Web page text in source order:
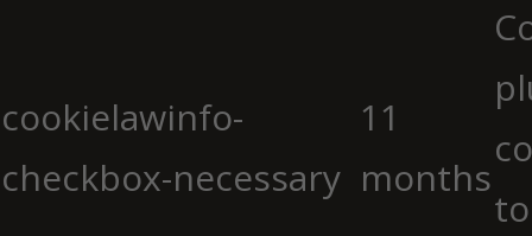
cookielawinfo-
checkbox-necessary
11
months